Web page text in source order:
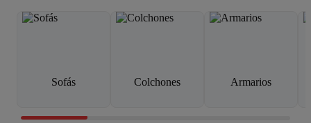
Sofás Colchones Armarios